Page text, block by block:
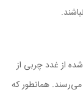
از غدد چربی از
همانطور که